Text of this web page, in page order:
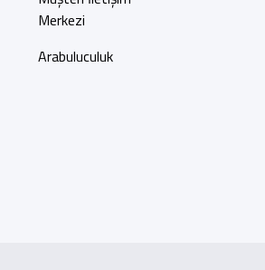
Merkezi
Arabuluculuk